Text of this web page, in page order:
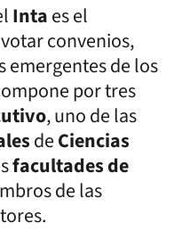
Intaes el
convenios,
emergentes de los
por tres
, uno de las
deCiencias
facultades de
de las